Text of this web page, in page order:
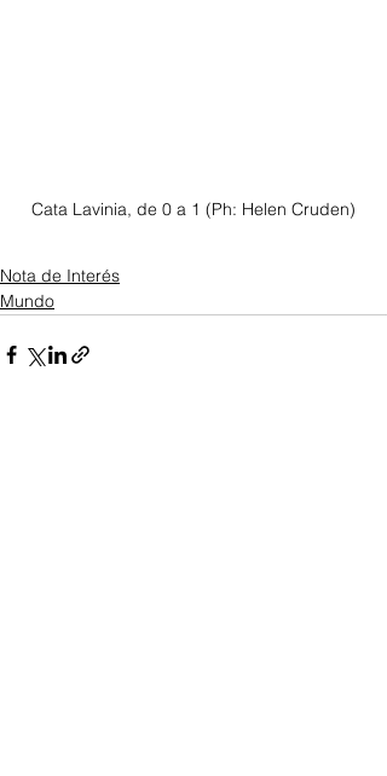
Cata Lavinia, de 0 a 1 (Ph: Helen Cruden)
Nota de Interés
Mundo